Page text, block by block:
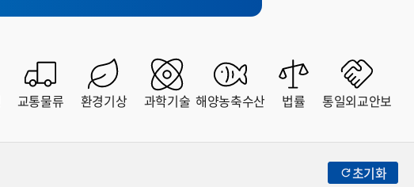
교통물류 환경기상 과학기술 해양농축수산 법률 통일외교안보
초기화